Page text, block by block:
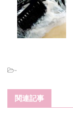
-
関連記事